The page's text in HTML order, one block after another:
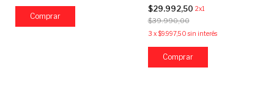
$29.992,50 2x1
$39.990,00
3 x$9.997,50 sin interés